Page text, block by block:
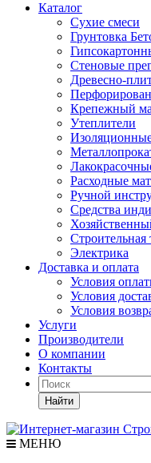
Каталог
Сухие смеси
Грунтовка
Стеновые
Древесно-
Крепежный
Утеплители
Расходные
Ручной
Средства
Строительная
Электрика
Доставка и оплата
Условия
Условия
Условия
Услуги
Производители
О компании
Контакты
Найти
МЕНЮ